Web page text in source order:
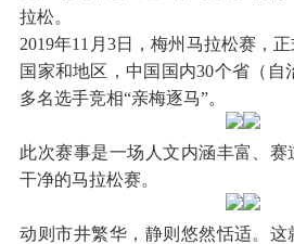
拉松。
2019年11月3日，梅州马拉松赛，
国家和地区，中国国内30个省（自
多名选手竞相“亲梅逐马”。
此次赛事是一场人文内涵丰富、
干净的马拉松赛。
动则市井繁华，静则悠然恬适。